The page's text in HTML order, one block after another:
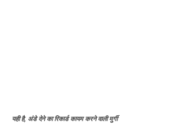
यही है, अंडे देने का रिकार्ड कायम करने वाली मुर्गी